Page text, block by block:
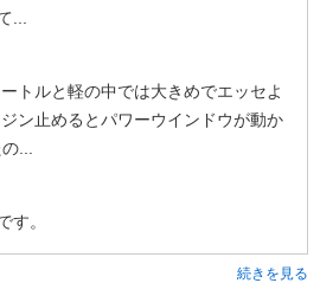
...
トルと軽の中では大きめでエッセよ
ン止めるとパワーウインドウが動か
...
す。
続きを見る